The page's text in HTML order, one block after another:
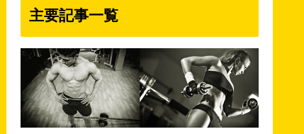
主要記事一覧